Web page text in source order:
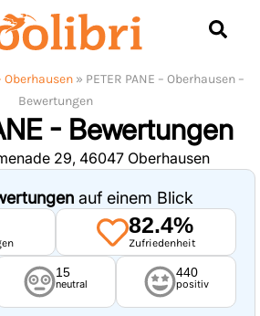
Oberhausen » PETER PANE – Oberhausen –
Bewertungen
- Bewertungen
29, 46047 Oberhausen
auf einem Blick
82.4%
Zufriedenheit
15
neutral
440
positiv